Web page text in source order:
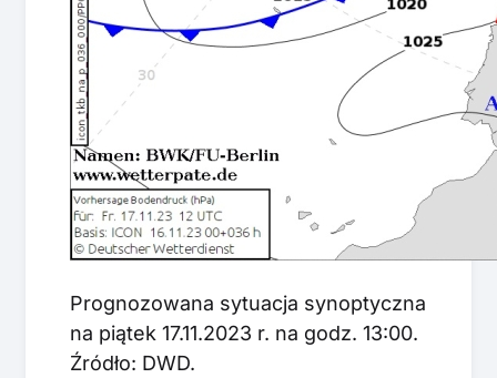
Prognozowana sytuacja synoptyczna
na piątek 17.11.2023 r. na godz. 13:00.
Źródło: DWD.